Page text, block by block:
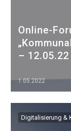
Online-
– 12.05.22
1.05.2022
Digitalisierung &